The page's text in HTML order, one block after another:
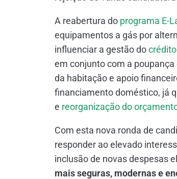
A reabertura do programa E-
equipamentos a gás por
influenciar a gestão do
em conjunto com a
da habitação e apoio
financiamento doméstico, já
e reorganização do
Com esta nova ronda de
responder ao elevado
inclusão de novas despesas
mais seguras, modernas e